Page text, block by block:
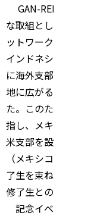
GAN-RENDAI
な取組として、2017
ットワークです。
インドネシア、エジ
に海外支部を創設
地に広がる同窓生の
た。このたび、更
指し、メキシコ北西
米支部を設立しまし
（メキシコ、ボリ
了生を束ねる拠点と
修了生との研究活動
記念イベントには